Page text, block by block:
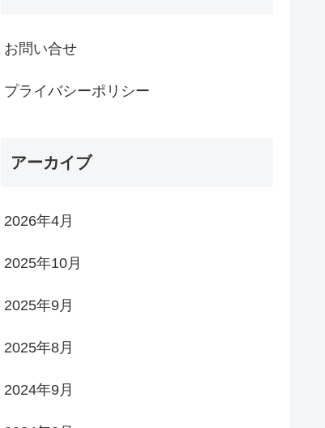
お問い合せ
プライバシーポリシー
アーカイブ
2026年4月
2025年10月
2025年9月
2025年8月
2024年9月